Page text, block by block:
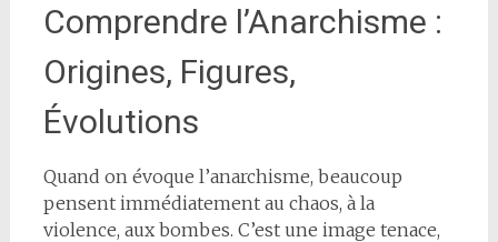
Comprendre l’Anarchisme :
Origines, Figures,
Évolutions
Quand on évoque l’anarchisme, beaucoup
pensent immédiatement au chaos, à la
violence, aux bombes. C’est une image tenace,